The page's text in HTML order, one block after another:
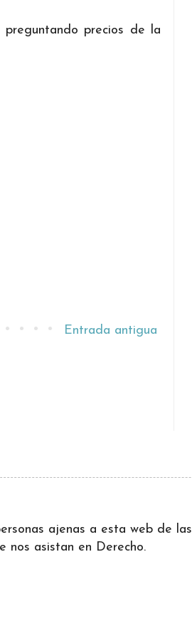
precios de la
Entrada antigua
ajenas a esta web de las
nos asistan en Derecho.